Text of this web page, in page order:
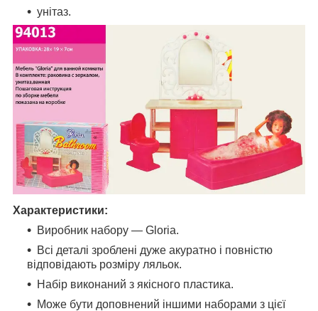
унітаз.
Характеристики:
Виробник набору — Gloria.
Всі деталі зроблені дуже акуратно і повністю
відповідають розміру ляльок.
Набір виконаний з якісного пластика.
Може бути доповнений іншими наборами з цієї